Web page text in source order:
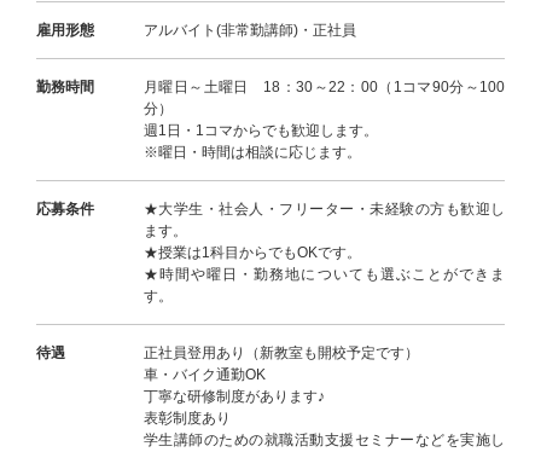
雇用形態 アルバイト(非常勤講師)・正社員
勤務時間
月曜日～土曜日 18：30～22：00（1コマ90分～100
分）
週1日・1コマからでも歓迎します。
※曜日・時間は相談に応じます。
応募条件
★大学生・社会人・フリーター・未経験の方も歓迎し
ます。
★授業は1科目からでもOKです。
★時間や曜日・勤務地についても選ぶことができま
す。
待遇
正社員登用あり（新教室も開校予定です）
車・バイク通勤OK
丁寧な研修制度があります♪
表彰制度あり
学生講師のための就職活動支援セミナーなどを実施し